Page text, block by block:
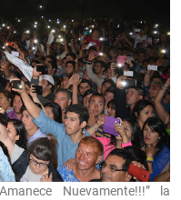
Nuevamente!!!” la